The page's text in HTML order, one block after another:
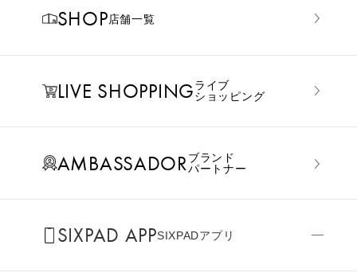
SHOP店舗一覧
LIVE SHOPPINGライブ
ショッピング
AMBASSADORブランド
パートナー
SIXPAD APPSIXPADアプリ